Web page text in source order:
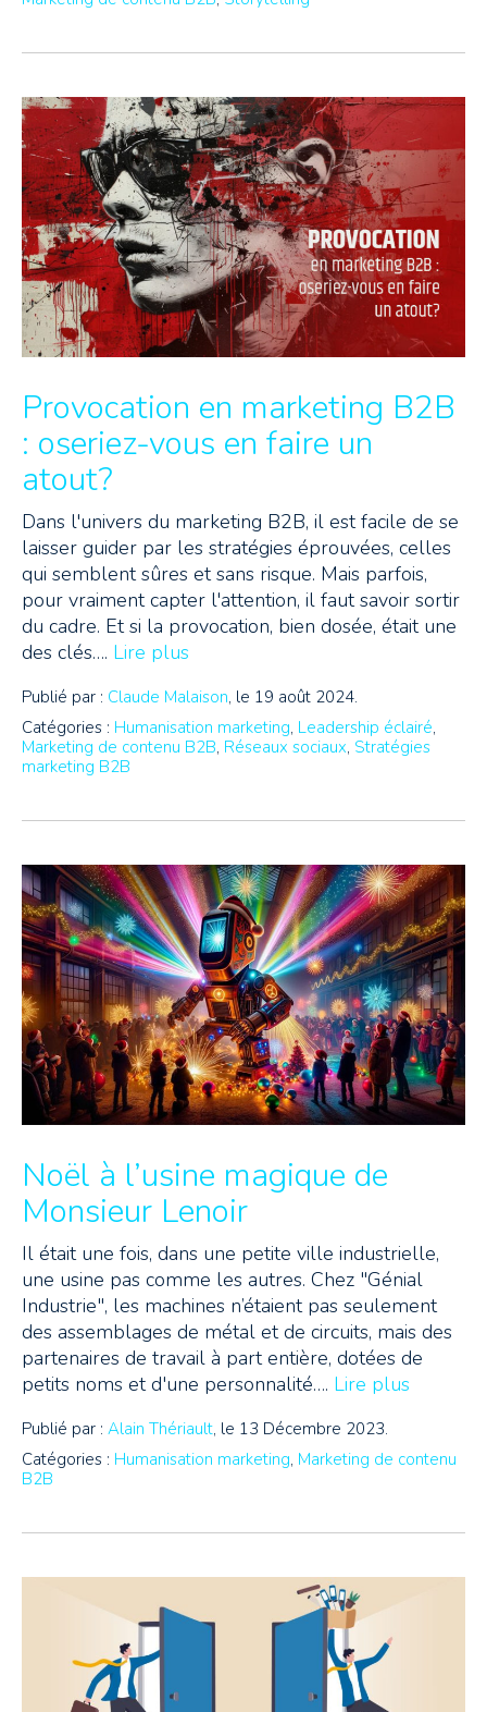
Provocation en marketing B2B
: oseriez-vous en faire un
atout?
Dans l'univers du marketing B2B, il est facile de se
laisser guider par les stratégies éprouvées, celles
qui semblent sûres et sans risque. Mais parfois,
pour vraiment capter l'attention, il faut savoir sortir
du cadre. Et si la provocation, bien dosée, était une
des clés…. Lire plus
Publié par : Claude Malaison, le 19 août 2024.
Catégories : Humanisation marketing, Leadership éclairé,
Marketing de contenu B2B, Réseaux sociaux, Stratégies
marketing B2B
Noël à l’usine magique de
Monsieur Lenoir
Il était une fois, dans une petite ville industrielle,
une usine pas comme les autres. Chez "Génial
Industrie", les machines n’étaient pas seulement
des assemblages de métal et de circuits, mais des
partenaires de travail à part entière, dotées de
petits noms et d'une personnalité…. Lire plus
Publié par : Alain Thériault, le 13 Décembre 2023.
Catégories : Humanisation marketing, Marketing de contenu
B2B